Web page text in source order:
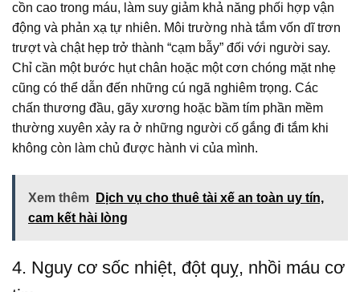
cồn cao trong máu, làm suy giảm khả năng phối hợp vận
động và phản xạ tự nhiên. Môi trường nhà tắm vốn dĩ trơn
trượt và chật hẹp trở thành “cạm bẫy” đối với người say.
Chỉ cần một bước hụt chân hoặc một cơn chóng mặt nhẹ
cũng có thể dẫn đến những cú ngã nghiêm trọng. Các
chấn thương đầu, gãy xương hoặc bầm tím phần mềm
thường xuyên xảy ra ở những người cố gắng đi tắm khi
không còn làm chủ được hành vi của mình.
Xem thêm
Dịch vụ cho thuê tài xế an toàn uy tín,
cam kết hài lòng
4. Nguy cơ sốc nhiệt, đột quỵ, nhồi máu cơ